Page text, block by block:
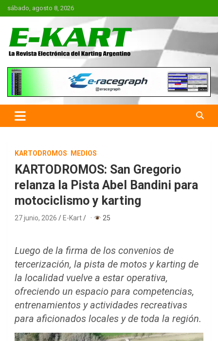
Saltar
al
sábado, agosto 8, 2026
E-Kart.com.ar | La Revista
Electrónica del Karting en
Argentina
KARTODROMOS MEDIOS
KARTODROMOS: San Gregorio
relanza la Pista Abel Bandini para
motociclismo y karting
27 junio, 2026 E-Kart · 25
Luego de la firma de los convenios de
tercerización, la pista de motos y karting de
la localidad vuelve a estar operativa,
ofreciendo un espacio para competencias,
entrenamientos y actividades recreativas
para aficionados locales y de toda la región.